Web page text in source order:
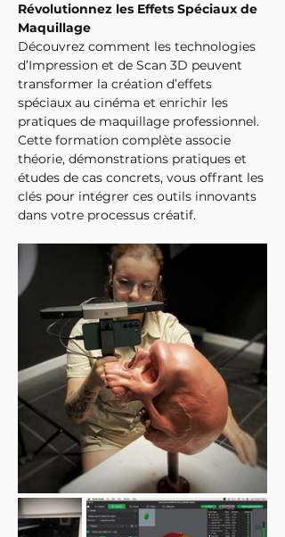
Révolutionnez les Effets Spéciaux de
Maquillage
Découvrez comment les technologies
d’Impression et de Scan 3D peuvent
transformer la création d’effets
spéciaux au cinéma et enrichir les
pratiques de maquillage professionnel.
Cette formation complète associe
théorie, démonstrations pratiques et
études de cas concrets, vous offrant les
clés pour intégrer ces outils innovants
dans votre processus créatif.